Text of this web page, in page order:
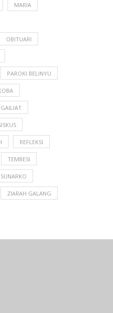
MARIA
OBITUARI
PAROKI BELINYU
REFLEKSI
TEMBESI
ZIARAH GALANG